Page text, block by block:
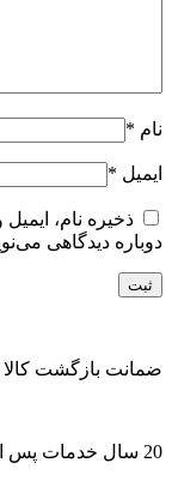
نام *
ایمیل *
ذخیره نام،
دوباره دیدگاهی
ضمانت بازگشت کالا
20 سال خدمات پس از فروش